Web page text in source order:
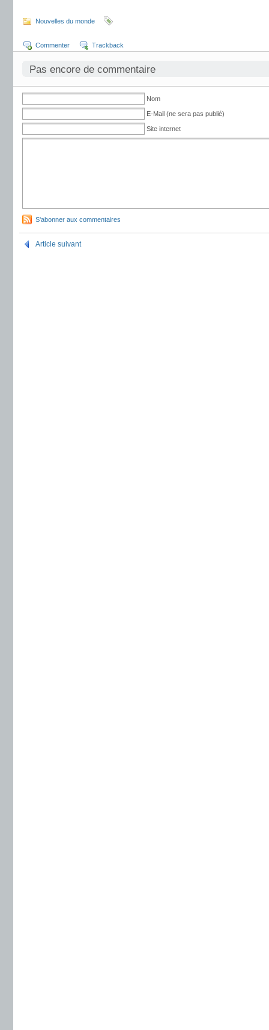
Nouvelles du monde
Commenter Trackback
Pas encore de commentaire
Nom
E-Mail (ne sera pas publié)
Site internet
S'abonner aux commentaires
Article suivant